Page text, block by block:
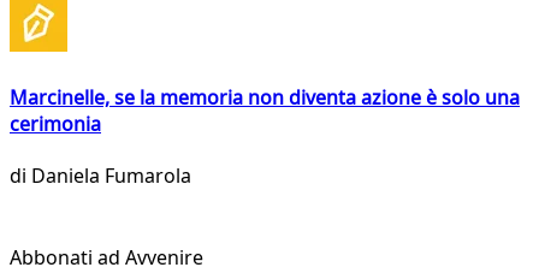
Marcinelle, se la memoria non diventa azione è solo una
cerimonia
di Daniela Fumarola
Abbonati ad Avvenire